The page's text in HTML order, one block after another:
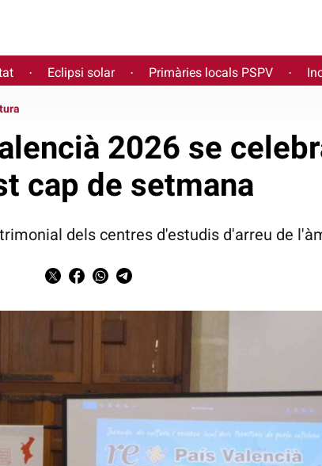
· Eclipsi solar · Primàries locals PSPV ·
2026 se
cap de setmana
dels centres d'estudis d'arreu de